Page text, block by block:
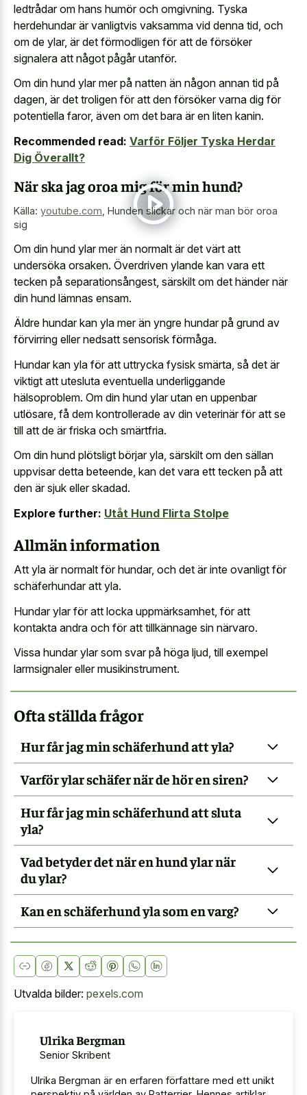
ledtrådar om hans humör och omgivning. Tyska
herdehundar är vanligtvis vaksamma vid denna tid, och
om de ylar, är det förmodligen för att de försöker
signalera att något pågår utanför.
Om din hund ylar mer på natten än någon annan tid på
dagen, är det troligen för att den försöker varna dig för
potentiella faror, även om det bara är en liten kanin.
Recommended read: Varför Följer Tyska Herdar
Dig Överallt?
När ska jag oroa mig för min hund?
Källa: youtube.com Hunden slickar och när man bör oroa
sig
Om din hund ylar mer än normalt är det värt att
undersöka orsaken. Överdriven ylande kan vara ett
tecken på separationsångest, särskilt om det händer när
din hund lämnas ensam.
Äldre hundar kan yla mer än yngre hundar på grund av
förvirring eller nedsatt sensorisk förmåga.
Hundar kan yla för att uttrycka fysisk smärta, så det är
viktigt att utesluta eventuella underliggande
hälsoproblem. Om din hund ylar utan en uppenbar
utlösare, få dem kontrollerade av din veterinär för att se
till att de är friska och smärtfria.
Om din hund plötsligt börjar yla, särskilt om den sällan
uppvisar detta beteende, kan det vara ett tecken på att
den är sjuk eller skadad.
Explore further: Utåt Hund Flirta Stolpe
Allmän information
Att yla är normalt för hundar, och det är inte ovanligt för
schäferhundar att yla.
Hundar ylar för att locka uppmärksamhet, för att
kontakta andra och för att tillkännage sin närvaro.
Vissa hundar ylar som svar på höga ljud, till exempel
larmsignaler eller musikinstrument.
Ofta ställda frågor
Hur får jag min schäferhund att yla?
Varför ylar schäfer när de hör en siren?
Hur får jag min schäferhund att sluta
yla?
Vad betyder det när en hund ylar när
du ylar?
Kan en schäferhund yla som en varg?
Utvalda bilder: pexels.com
Ulrika Bergman
Senior Skribent
Ulrika Bergman är en erfaren författare med ett unikt